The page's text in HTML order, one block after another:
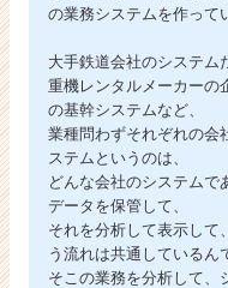
の業務システムを作って
大手鉄道会社のシステム
重機レンタルメーカーの
の基幹システムなど、
業種問わずそれぞれの会
ステムというのは、
どんな会社のシステムで
データを保管して、
それを分析して表示して
う流れは共通しているん
そこの業務を分析して、